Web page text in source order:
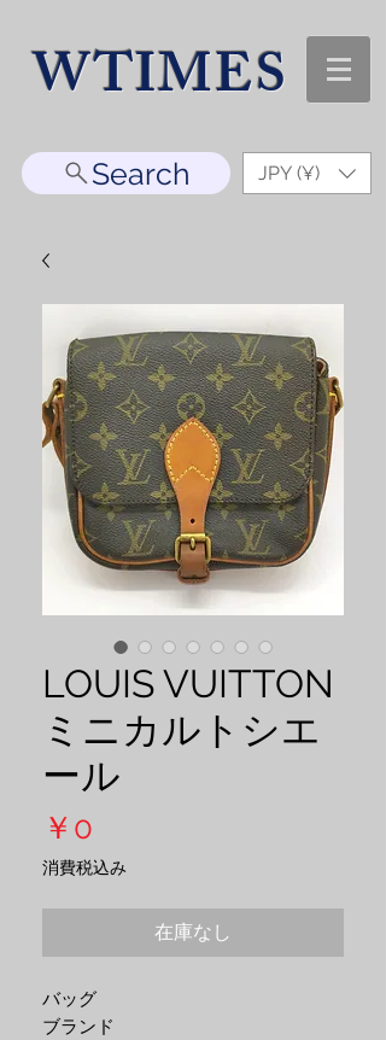
WTIMES
Search JPY (¥)
LOUIS VUITTON
ミニカルトシエ
ール
￥0
格
消費税込み
在庫なし
バッグ
ブランド